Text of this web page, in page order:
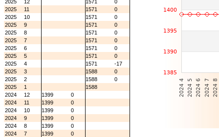
2025
12 1571
0
2025
11 1571
0
2025
10 1571
0
2025
9 1571
0
2025
8 1571
0
2025
7 1571
0
2025
6 1571
0
2025
5 1571
0
2025
4 1571
-17
2025
3 1588
0
2025
2 1588
0
2025
1
1588
2024
12 1399
0
2024
11 1399
0
2024
10 1399
0
2024
9 1399
0
2024
8 1399
0
2024
7 1399
0